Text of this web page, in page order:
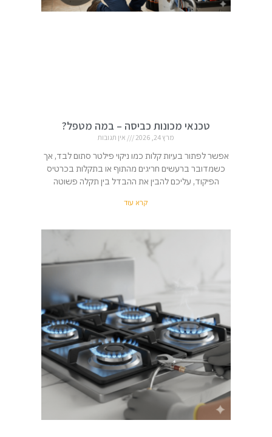
טכנאי מכונות כביסה – במה מטפל?
מרץ 24, 2026 אין תגובות
אפשר לפתור בעיות קלות כמו ניקוי פילטר סתום לבד, אך
כשמדובר ברעשים חריגים מהתוף או בתקלות בכרטיס
הפיקוד, עליכם להבין את ההבדל בין תקלה פשוטה
קרא עוד